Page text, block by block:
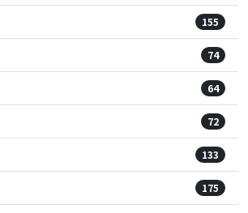
155
74
64
72
133
175